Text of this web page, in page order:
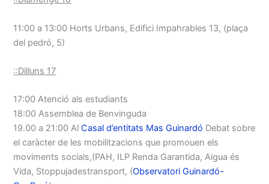
11:00 a 13:00 Horts Urbans, Edifici Impahrables 13, (plaça
del pedró, 5)
::Dilluns 17
17:00 Atenció als estudiants
18:00 Assemblea de Benvinguda
19.00 a 21:00 AlCasal d’entitats Mas Guinardó Debat sobre
el caràcter de les mobilitzacions que promouen els
moviments socials,(PAH, ILP Renda Garantida, Aigua és
Vida, Stoppujadestransport, (Observatori Guinardó-